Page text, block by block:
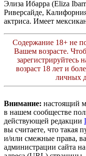
Элиза Ибарра (Eliza
Риверсайде,
актриса. Имеет
Содержание 18+ не
Вашем возрасте.
зарегистрируйтесь
возраст 18 лет и
личных
Внимание: настоящий
в нашем сообществе
действующей редакции
вы считаете, что такая
и/или смежные права,
администрации сайта